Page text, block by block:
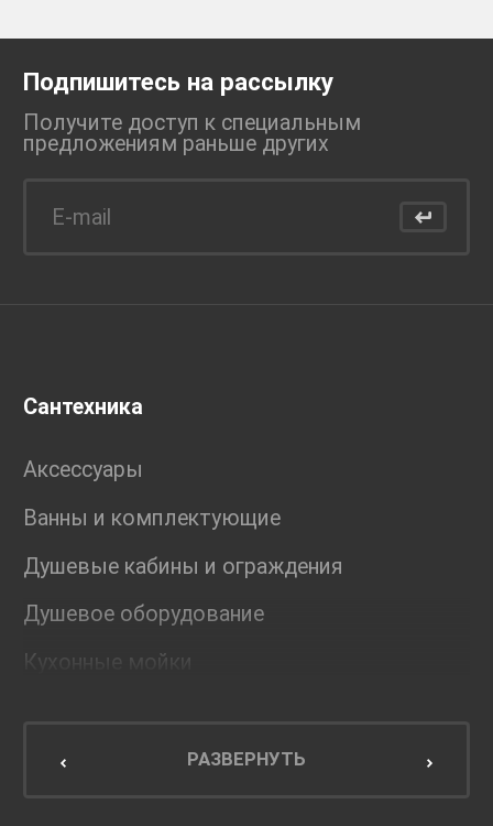
Подпишитесь на рассылку
Получите доступ к специальным
предложениям раньше других
Сантехника
Аксессуары
Ванны и комплектующие
Душевые кабины и ограждения
Душевое оборудование
Кухонные мойки
Мебель для кухниРАЗВЕРНУТЬ